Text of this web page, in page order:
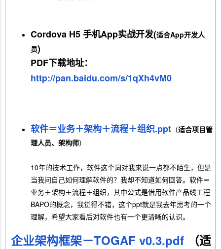
Cordova H5 手机App实战开发(适合App开发人
员)
PDF下载地址：
http://pan.baidu.com/s/1qXh4vM0
软件＝业务＋架构＋流程＋组织.ppt （适合项目管
理人员、架构师）
10年的技术工作，软件这个词对我来说一点都不陌生，但是
当我问自己如何理解软件的？我却不知道如何回答。软件＝
业务＋架构＋流程＋组织，其中公式是借用软件产品线工程
BAPO的概念，我觉得不错，这个ppt就是我去年思考的一个
理解，希望大家看后对软件也有一个更清晰的认识。
企业架构框架－TOGAF v0.3.pdf
（适